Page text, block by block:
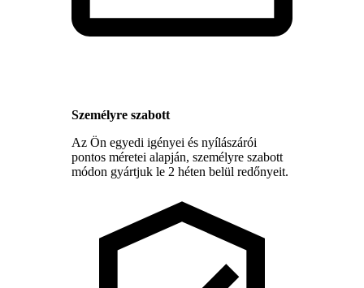
Személyre szabott
Az Ön egyedi igényei és nyílászárói
pontos méretei alapján, személyre szabott
módon gyártjuk le 2 héten belül redőnyeit.